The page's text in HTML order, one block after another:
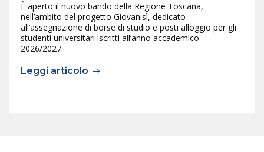
È aperto il nuovo bando della Regione Toscana,
nell’ambito del progetto Giovanisì, dedicato
all’assegnazione di borse di studio e posti alloggio per gli
studenti universitari iscritti all’anno accademico
2026/2027.
Leggi articolo